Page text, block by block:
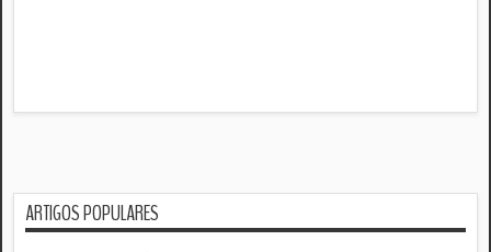
ARTIGOS POPULARES